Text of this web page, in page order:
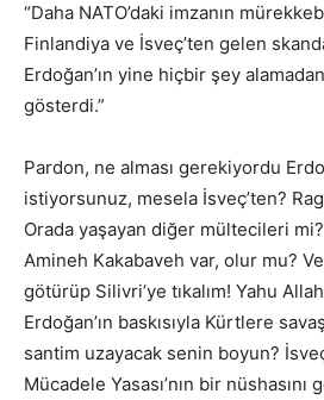
“Daha NATO’daki imzanın
Finlandiya ve İsveç’ten gelen
Erdoğan’ın yine hiçbir şey alamadan
gösterdi.”
Pardon, ne alması gerekiyordu
istiyorsunuz, mesela İsveç’ten?
Orada yaşayan diğer mültecileri
Amineh Kakabaveh var, olur mu?
götürüp Silivri’ye tıkalım! Yahu
Erdoğan’ın baskısıyla Kürtlere
santim uzayacak senin boyun?
Mücadele Yasası’nın bir nüshasını